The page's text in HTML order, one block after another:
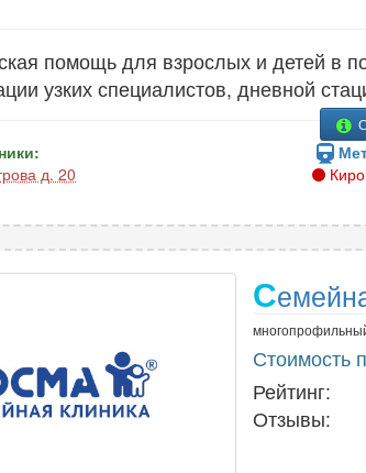
помощь для взрослых и детей в
узких специалистов, дневной
д. 20
С
Стоимость
Рейтинг:
Отзывы: